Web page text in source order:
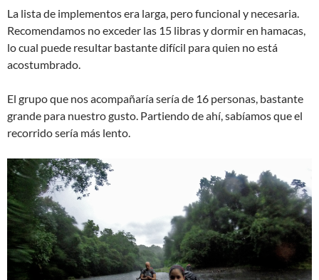
La lista de implementos era larga, pero funcional y necesaria.
Recomendamos no exceder las 15 libras y dormir en hamacas,
lo cual puede resultar bastante difícil para quien no está
acostumbrado.
El grupo que nos acompañaría sería de 16 personas, bastante
grande para nuestro gusto. Partiendo de ahí, sabíamos que el
recorrido sería más lento.